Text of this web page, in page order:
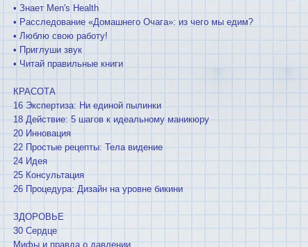
• Знает Men's Health
• Расследование «Домашнего Очага»: из чего мы едим?
• Люблю свою работу!
• Приглуши звук
• Читай правильные книги
КРАСОТА
16 Экспертиза: Ни единой пылинки
18 Действие: 5 шагов к идеальному маникюру
20 Инновация
22 Простые рецепты: Тела видение
24 Идея
25 Консультация
26 Процедура: Дизайн на уровне бикини
ЗДОРОВЬЕ
30 Сердце
Мифы и правда о давлении